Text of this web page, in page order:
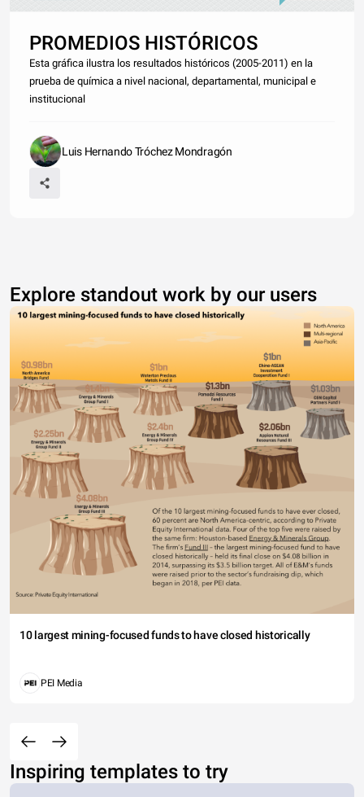
PROMEDIOS HISTÓRICOS
Esta gráfica ilustra los resultados históricos (2005-2011) en la
prueba de química a nivel nacional, departamental, municipal e
institucional
Luis Hernando Tróchez Mondragón
Explore standout work by our users
10 largest mining-focused funds to have closed historically
PEI Media
Inspiring templates to try